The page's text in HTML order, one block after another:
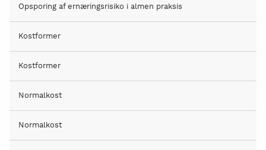
Opsporing af ernæringsrisiko i almen praksis
Kostformer
Kostformer
Normalkost
Normalkost